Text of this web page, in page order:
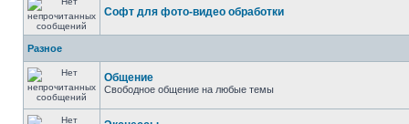
Софт для фото-видео обработки
Разное
Общение
Свободное общение на любые темы